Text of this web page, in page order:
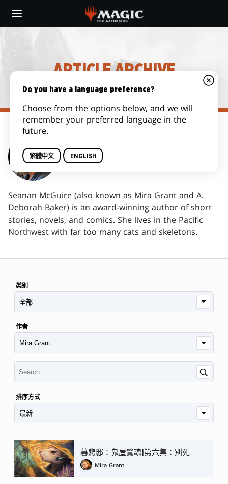
main
ARTICLE ARCHIVE
MIRA GRANT
Seanan McGuire (also known as Mira Grant and A.
Deborah Baker) is an award-winning author of short
stories, novels, and comics. She lives in the Pacific
Northwest with far too many cats and skeletons.
类别
作者
排序方式
暮悲邸：鬼屋驚魂|第六集：別死
Mira Grant
Do you have a language preference?
Choose from the options below, and we will
remember your preferred language in the
future.
繁體中文 ENGLISH